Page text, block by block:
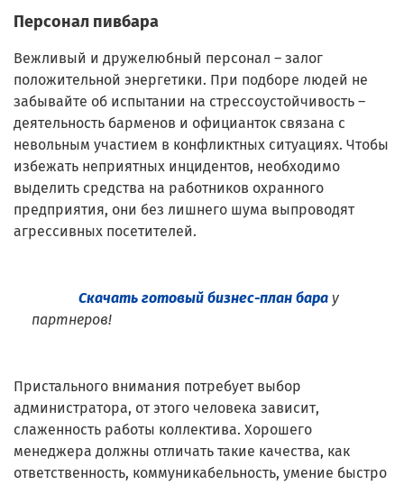
Персонал пивбара
Вежливый и дружелюбный персонал – залог
положительной энергетики. При подборе людей не
забывайте об испытании на стрессоустойчивость –
деятельность барменов и официанток связана с
невольным участием в конфликтных ситуациях. Чтобы
избежать неприятных инцидентов, необходимо
выделить средства на работников охранного
предприятия, они без лишнего шума выпроводят
агрессивных посетителей.
Скачать готовый бизнес-план бара у
партнеров!
Пристального внимания потребует выбор
администратора, от этого человека зависит,
слаженность работы коллектива. Хорошего
менеджера должны отличать такие качества, как
ответственность, коммуникабельность, умение быстро